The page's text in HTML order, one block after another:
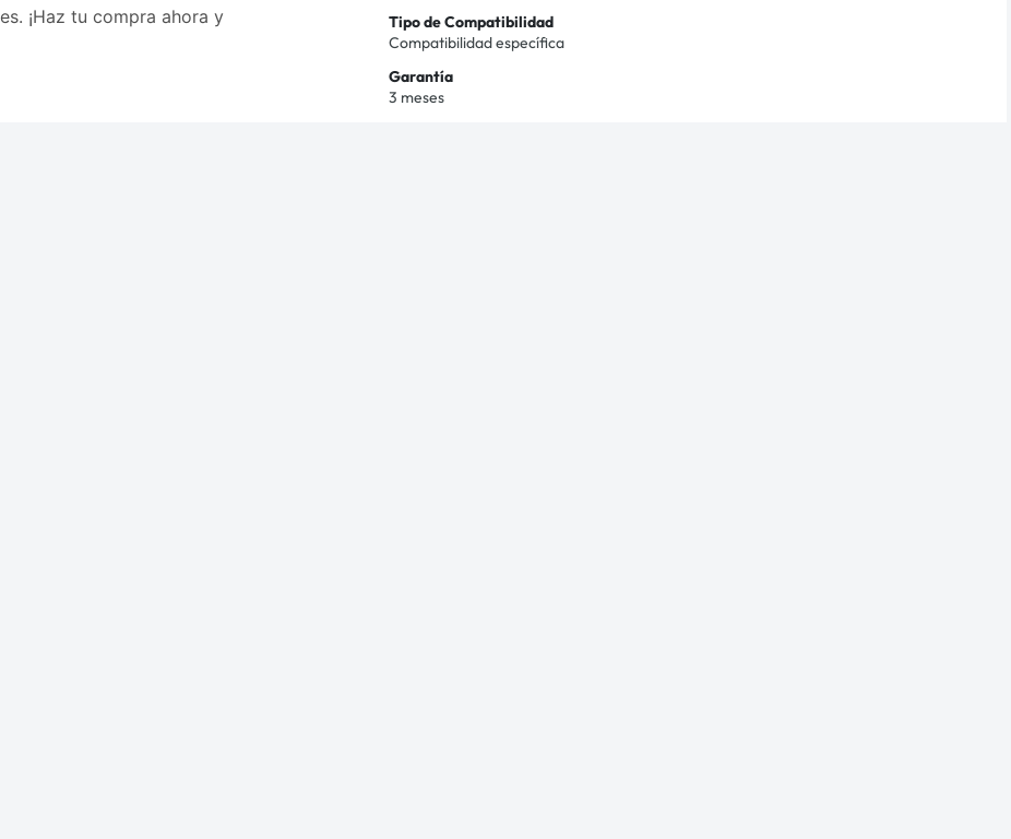
¡Haz tu compra ahora y
Tipo de Compatibilidad
Compatibilidad específica
Garantía
3 meses